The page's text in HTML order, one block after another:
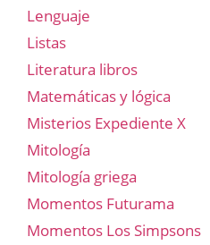
Lenguaje
Listas
Literatura libros
Matemáticas y lógica
Misterios Expediente X
Mitología
Mitología griega
Momentos Futurama
Momentos Los Simpsons